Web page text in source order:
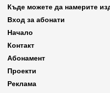
Къде можете да намерите
Вход за абонати
Начало
Контакт
Абонамент
Проекти
Реклама